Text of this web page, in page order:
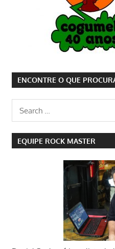
ENCONTRE O QUE
EQUIPE ROCK MASTER